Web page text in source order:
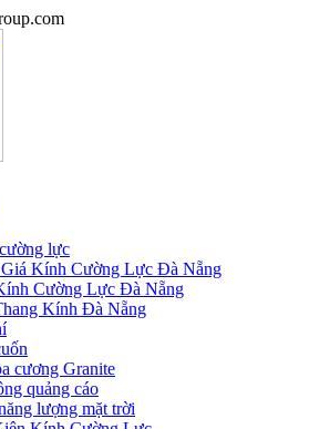
lực
Kính Cường Lực Đà Nẵng
Cường Lực Đà Nẵng
Kính Đà Nẵng
cương Granite
quảng cáo
lượng mặt trời